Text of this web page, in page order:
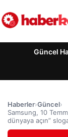
Güncel
Haberler›Güncel›
Samsung, 10
dünyaya açın”